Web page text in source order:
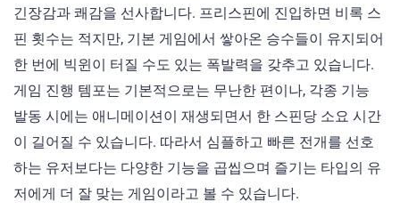
긴장감과 쾌감을 선사합니다. 프리스핀에 진입하면 비록 스
핀 횟수는 적지만, 기본 게임에서 쌓아온 승수들이 유지되어
한 번에 빅윈이 터질 수도 있는 폭발력을 갖추고 있습니다.
게임 진행 템포는 기본적으로는 무난한 편이나, 각종 기능
발동 시에는 애니메이션이 재생되면서 한 스핀당 소요 시간
이 길어질 수 있습니다. 따라서 심플하고 빠른 전개를 선호
하는 유저보다는 다양한 기능을 곱씹으며 즐기는 타입의 유
저에게 더 잘 맞는 게임이라고 볼 수 있습니다.